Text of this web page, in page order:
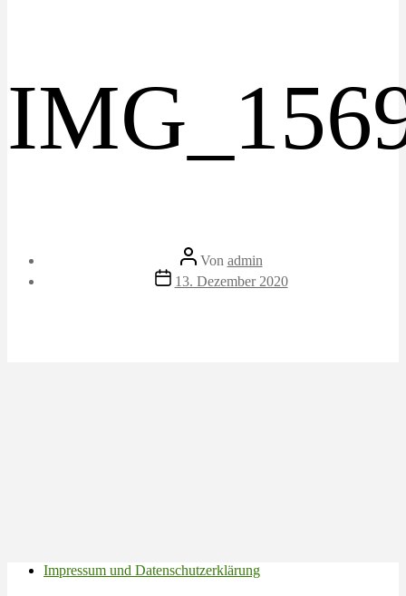
Beitragsautor
Von admin
Veröffentlichungsdatum
13. Dezember 2020
Impressum und Datenschutzerklärung